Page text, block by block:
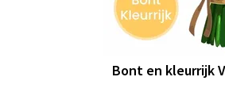
Bont en kleurrijk